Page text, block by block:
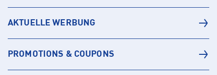
AKTUELLE WERBUNG
PROMOTIONS & COUPONS